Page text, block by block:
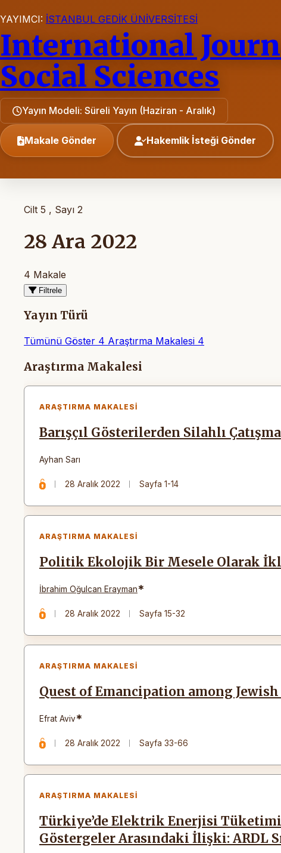
YAYIMCI: İSTANBUL GEDİK ÜNİVERSİTESİ
International
Social Sciences
Yayın Modeli: Süreli Yayın (Haziran - Aralık)
Makale Gönder Hakemlik İsteği Gönder
Cilt 5 , Sayı 2
28 Ara 2022
4 Makale
Filtrele
Yayın Türü
Tümünü Göster 4 Araştırma Makalesi 4
Makaleler
Araştırma Makalesi
ARAŞTIRMA MAKALESI
Barışçıl Gösterilerden Silahlı
Ayhan Sarı
28 Aralık 2022 Sayfa 1-14
ARAŞTIRMA MAKALESI
Politik Ekolojik Bir Mesele Olarak
İbrahim Oğulcan Erayman*
28 Aralık 2022 Sayfa 15-32
ARAŞTIRMA MAKALESI
Quest of Emancipation among
Efrat Aviv*
28 Aralık 2022 Sayfa 33-66
ARAŞTIRMA MAKALESI
Türkiye’de Elektrik Enerjisi
Göstergeler Arasındaki İlişki: ARDL